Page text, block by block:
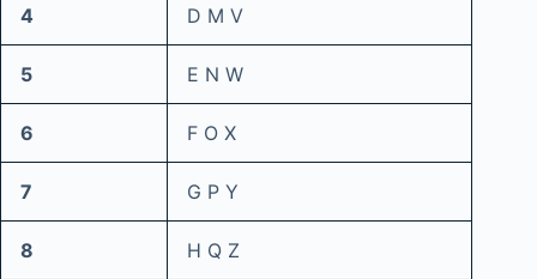
4 D M V
5 E N W
6 F O X
7 G P Y
8 H Q Z